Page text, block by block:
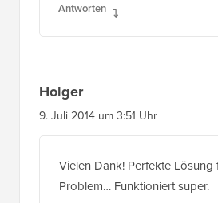
Antworten
Holger
9. Juli 2014 um 3:51 Uhr
Vielen Dank! Perfekte Lösung
Problem… Funktioniert super.